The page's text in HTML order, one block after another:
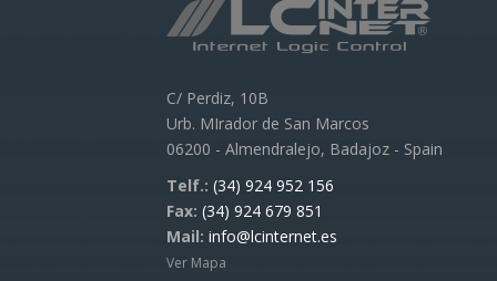
C/ Perdiz, 10B
Urb. MIrador de San Marcos
06200 - Almendralejo, Badajoz - Spain
Telf.: (34) 924 952 156
Fax: (34) 924 679 851
Mail: info@lcinternet.es
Ver Mapa